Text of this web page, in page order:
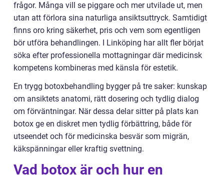
frågor. Många vill se piggare och mer utvilade ut, men
utan att förlora sina naturliga ansiktsuttryck. Samtidigt
finns oro kring säkerhet, pris och vem som egentligen
bör utföra behandlingen. I Linköping har allt fler börjat
söka efter professionella mottagningar där medicinsk
kompetens kombineras med känsla för estetik.
En trygg botoxbehandling bygger på tre saker: kunskap
om ansiktets anatomi, rätt dosering och tydlig dialog
om förväntningar. När dessa delar sitter på plats kan
botox ge en diskret men tydlig förbättring, både för
utseendet och för medicinska besvär som migrän,
käkspänningar eller kraftig svettning.
Vad botox är och hur en